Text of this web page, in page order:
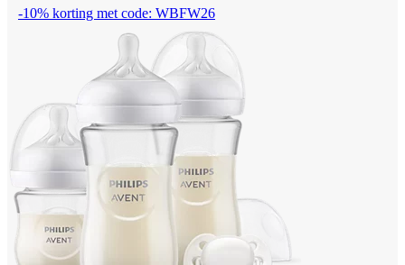
-10% korting met code: WBFW26